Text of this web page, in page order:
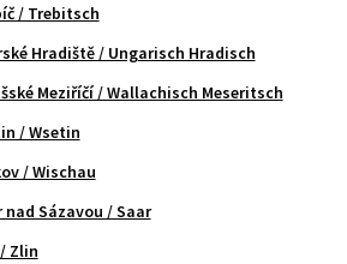
/ Trebitsch
Hradiště / Ungarisch Hradisch
Meziříčí / Wallachisch Meseritsch
/ Wsetin
/ Wischau
nad Sázavou / Saar
Zlin